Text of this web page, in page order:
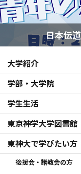
日本伝
大学紹介
学部・大学院
学生生活
東京神学大学図書館
東神大で学びたい方
後援会・諸教会の方